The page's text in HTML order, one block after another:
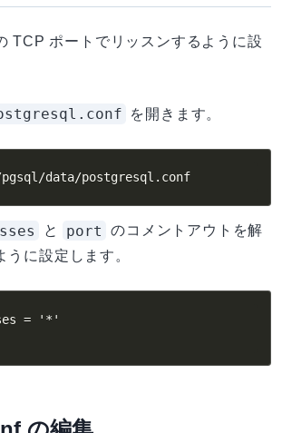
TCP ポートでリッスンするように設
を開きます。
data/postgresql.conf
と port
のコメントアウトを解
うに設定します。
= '*'